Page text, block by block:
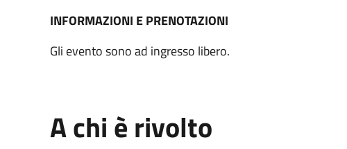
INFORMAZIONI E PRENOTAZIONI
Gli evento sono ad ingresso libero.
A chi è rivolto